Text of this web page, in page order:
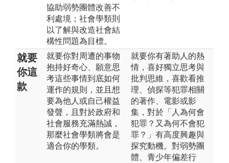
協助弱勢團體改善不
利處境；社會學類則
以了解與改造社會結
構性問題為目標。
就要
你這
款
就要你對周遭的事物
抱持好奇心、願意思
考這些事情到底如何
運作的規則，並且想
要為他人或自己權益
發聲，且對於政府和
社會服務充滿熱誠，
那麼社會學類將會是
適合你的學類。
就要你有著助人的熱
情，喜好獨立思考與
批判思維，喜歡看推
理、偵探等犯罪相關
的著作、電影或影
集，對於「人為何會
犯罪？又為何不會犯
罪？」有高度興趣與
探究動機。對弱勢團
體、青少年偏差行